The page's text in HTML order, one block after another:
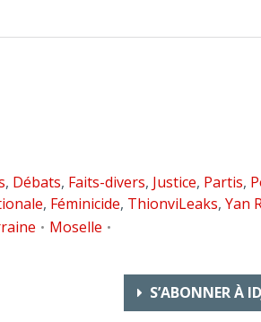
, Débats, Faits-divers, Justice, Partis,
, Féminicide, ThionviLeaks, Yan
• Moselle •
S’ABONNER À